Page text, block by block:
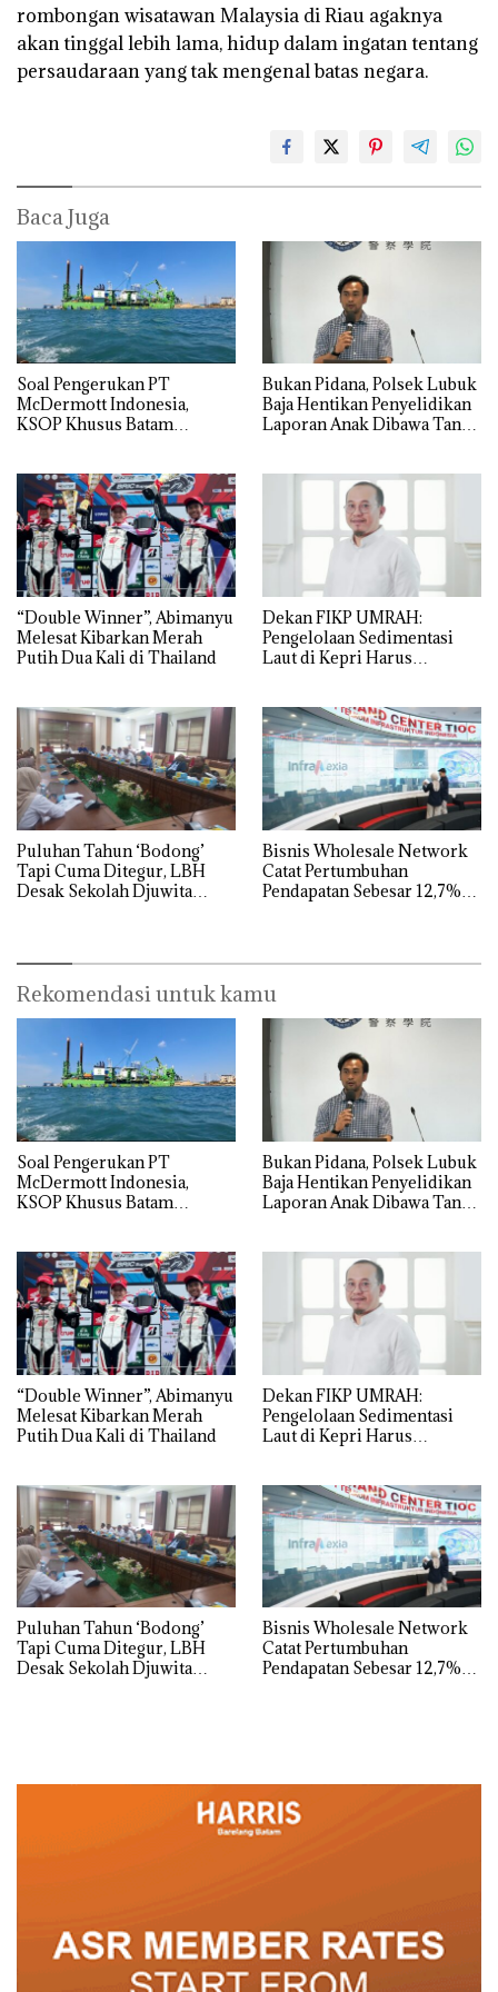
rombongan wisatawan Malaysia di Riau agaknya
akan tinggal lebih lama, hidup dalam ingatan tentang
persaudaraan yang tak mengenal batas negara.
Baca Juga
‎Soal Pengerukan PT
McDermott Indonesia,
KSOP Khusus Batam
Bukan Pidana, Polsek Lubuk
Baja Hentikan Penyelidikan
Laporan Anak Dibawa Tanpa
“Double Winner”, Abimanyu
Melesat Kibarkan Merah
Putih Dua Kali di Thailand
Dekan FIKP UMRAH:
Pengelolaan Sedimentasi
Laut di Kepri Harus
dengan Konservasi
Puluhan Tahun ‘Bodong’
Tapi Cuma Ditegur, LBH
Desak Sekolah Djuwita
Bisnis Wholesale Network
Catat Pertumbuhan
Pendapatan Sebesar 12,7%
Rekomendasi untuk kamu
‎Soal Pengerukan PT
McDermott Indonesia,
KSOP Khusus Batam
Bukan Pidana, Polsek Lubuk
Baja Hentikan Penyelidikan
Laporan Anak Dibawa Tanpa
“Double Winner”, Abimanyu
Melesat Kibarkan Merah
Putih Dua Kali di Thailand
Dekan FIKP UMRAH:
Pengelolaan Sedimentasi
Laut di Kepri Harus
dengan Konservasi
Puluhan Tahun ‘Bodong’
Tapi Cuma Ditegur, LBH
Desak Sekolah Djuwita
Bisnis Wholesale Network
Catat Pertumbuhan
Pendapatan Sebesar 12,7%